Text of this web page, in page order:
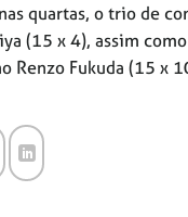
quartas, o trio de
(15 x 4), assim
Renzo Fukuda (15 x